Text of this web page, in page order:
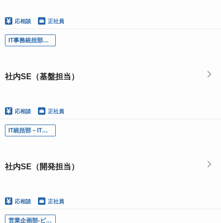
応相談 正社員
IT事務統括部－IT基盤チーム／社内SE（基盤担当）
社内SE（基盤担当）
応相談 正社員
IT統括部－IT開発チーム／社内SE（開発担当）
社内SE（開発担当）
応相談 正社員
営業企画部-ビジネス開発チーム／新規事業・ETF事業の企画・推進